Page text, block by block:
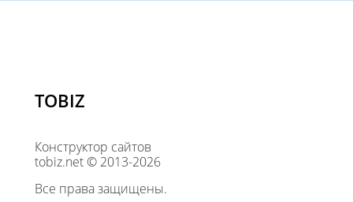
TOBIZ
Конструктор сайтов
tobiz.net © 2013-2026
Все права защищены.